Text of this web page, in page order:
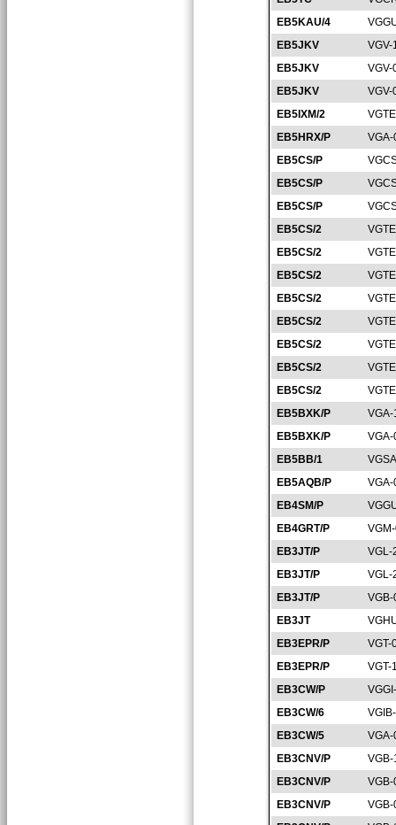
EB5KAU/4
EB5JKV
VGV-
EB5JKV
VGV-
EB5JKV
VGV-
EB5IXM/2
EB5HRX/P
EB5CS/P
EB5CS/P
EB5CS/P
EB5CS/2
EB5CS/2
EB5CS/2
EB5CS/2
EB5CS/2
EB5CS/2
EB5CS/2
EB5CS/2
EB5BXK/P
VGA-
EB5BXK/P
EB5BB/1
EB5AQB/P
EB4SM/P
EB4GRT/P
EB3JT/P
VGL-
EB3JT/P
VGL-
EB3JT/P
EB3JT
EB3EPR/P
VGT-
EB3EPR/P
VGT-
EB3CW/P
EB3CW/6
EB3CW/5
EB3CNV/P
EB3CNV/P
EB3CNV/P